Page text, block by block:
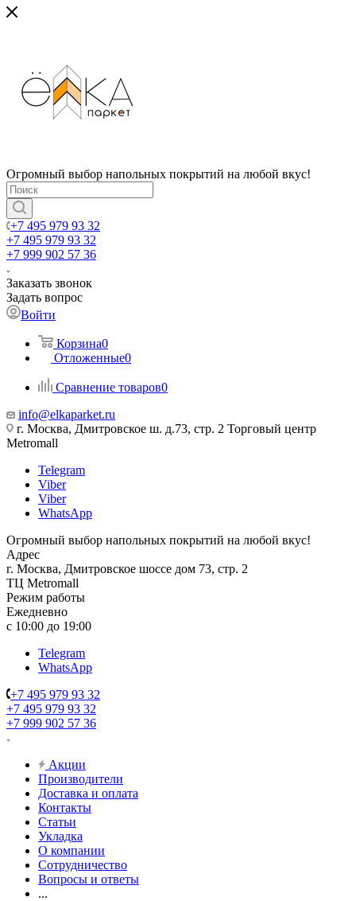
Огромный выбор напольных покрытий на любой вкус!
+7 495 979 93 32
+7 495 979 93 32
+7 999 902 57 36
Заказать звонок
Задать вопрос
Войти
Корзина0
Отложенные0
Сравнение товаров0
info@elkaparket.ru
г. Москва, Дмитровское ш. д.73, стр. 2 Торговый центр
Metromall
Telegram
Viber
Viber
WhatsApp
Огромный выбор напольных покрытий на любой вкус!
Адрес
г. Москва, Дмитровское шоссе дом 73, стр. 2
ТЦ Metromall
Режим работы
Ежедневно
с 10:00 до 19:00
Telegram
WhatsApp
+7 495 979 93 32
+7 495 979 93 32
+7 999 902 57 36
Акции
Производители
Доставка и оплата
Контакты
Статьи
Укладка
О компании
Сотрудничество
Вопросы и ответы
...